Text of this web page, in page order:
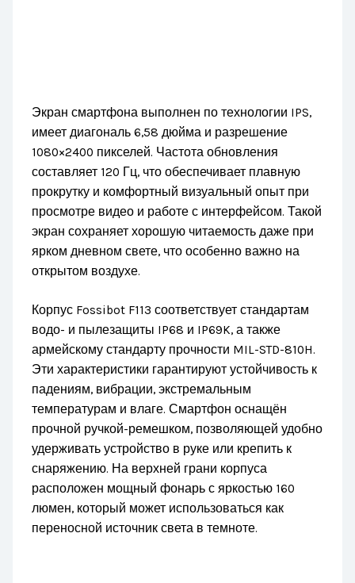
Экран смартфона выполнен по технологии IPS,
имеет диагональ 6,58 дюйма и разрешение
1080×2400 пикселей. Частота обновления
составляет 120 Гц, что обеспечивает плавную
прокрутку и комфортный визуальный опыт при
просмотре видео и работе с интерфейсом. Такой
экран сохраняет хорошую читаемость даже при
ярком дневном свете, что особенно важно на
открытом воздухе.
Корпус Fossibot F113 соответствует стандартам
водо- и пылезащиты IP68 и IP69K, а также
армейскому стандарту прочности MIL-STD-810H.
Эти характеристики гарантируют устойчивость к
падениям, вибрации, экстремальным
температурам и влаге. Смартфон оснащён
прочной ручкой-ремешком, позволяющей удобно
удерживать устройство в руке или крепить к
снаряжению. На верхней грани корпуса
расположен мощный фонарь с яркостью 160
люмен, который может использоваться как
переносной источник света в темноте.